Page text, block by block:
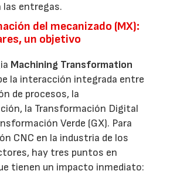
las entregas.
del mecanizado (MX):
un objetivo
Machining Transformation
la interacción integrada entre
de procesos, la
la Transformación Digital
Verde (GX). Para
CNC en la industria de los
hay tres puntos en
tienen un impacto inmediato: